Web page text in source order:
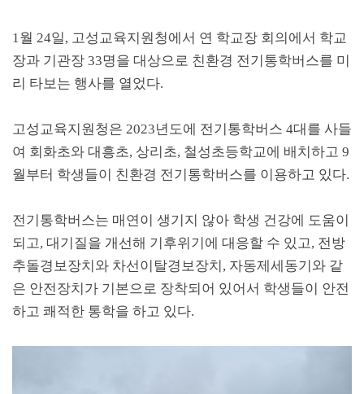
1월 24일, 고성교육지원청에서 연 학교장 회의에서 학교
장과 기관장 33명을 대상으로 친환경 전기통학버스를 미
리 타보는 행사를 열었다.
고성교육지원청은 2023년도에 전기통학버스 4대를 사들
여 회화초와 대흥초, 상리초, 철성초등학교에 배치하고 9
월부터 학생들이 친환경 전기통학버스를 이용하고 있다.
전기통학버스는 매연이 생기지 않아 학생 건강에 도움이
되고, 대기질을 개선해 기후위기에 대응할 수 있고, 전방
추돌경보장치와 차선이탈경보장치 , 자동제세동기와 같
은 안전장치가 기본으로 장착되어 있어서 학생들이 안전
하고 쾌적한 통학을 하고 있다.